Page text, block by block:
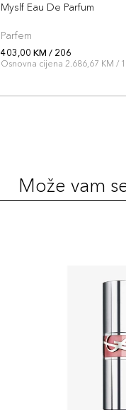
Myslf Eau De Parfum
Parfem
403,00 KM / 206
Osnovna cijena 2.686,67 KM /
Može vam